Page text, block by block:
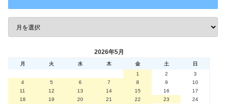
2026年5月
月 火 水 木 金 土
日
1
2
3
4
5 6 7 8 9
10
11
12 13 14 15 16
17
18
19 20 21 22 23
24